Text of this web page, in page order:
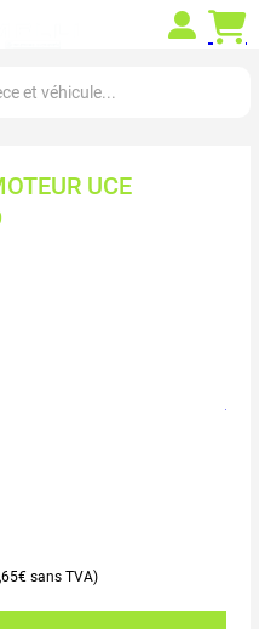
UCE
€